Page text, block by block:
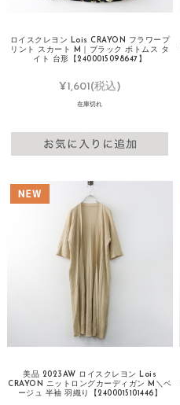
ロイスクレヨン Lois CRAYON フラワープ
リント スカート M｜ブラック ボトムス タ
イト 台形【2400015098647】
¥1,601 (税込)
在庫切れ
美品 2023AW ロイスクレヨン Lois
CRAYON ニットロングカーディガン M＼ベ
ージュ 半袖 羽織り【2400015101446】